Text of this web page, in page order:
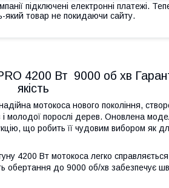
підключені електронні платежі.
який товар не покидаючи сайту.
4200 Вт 9000 об хв
якість
мотокоса нового покоління,
і молодої порослі дерев. Оновлена
що робить її чудовим вибором як
4200 Вт мотокоса легко справляється
до 9000 об/хв забезпечує